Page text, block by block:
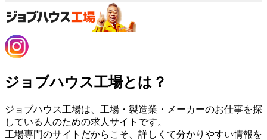
ジョブハウス工場とは？
ジョブハウス工場は、工場・製造業・メーカーのお仕事を探
している人のための求人サイトです。
工場専門のサイトだからこそ、詳しくて分かりやすい情報を